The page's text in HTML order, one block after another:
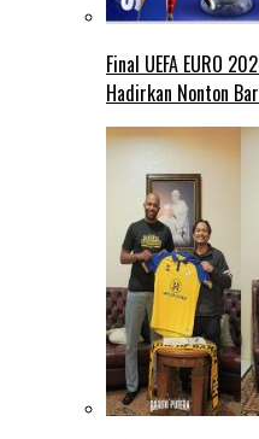
Final UEFA EURO
Hadirkan Nonton